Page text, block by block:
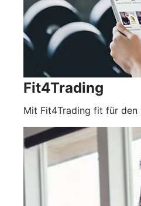
Fit4Trading
Mit Fit4Trading fit für